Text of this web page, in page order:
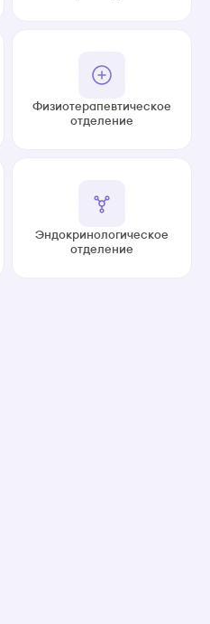
Физиотерапевтическое
отделение
Эндокринологическое
отделение